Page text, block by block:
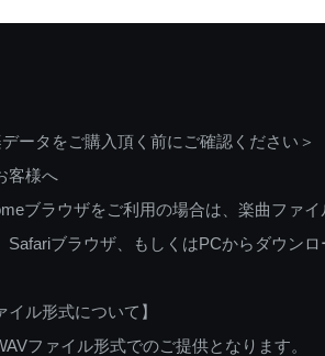
ータをご購入頂く前にご確認ください＞
客様へ
ブラウザをご利用の場合は、楽曲ファイ
ブラウザ、もしくはPCからダウン
イル形式について】
ファイル形式でのご提供となります。